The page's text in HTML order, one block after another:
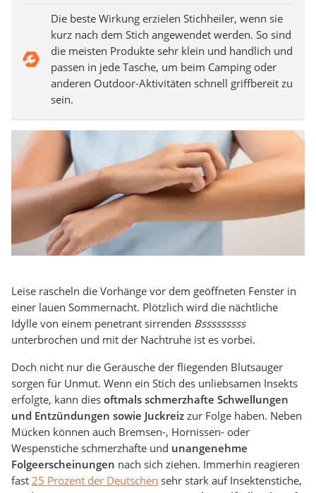
Die beste Wirkung erzielen Stichheiler, wenn sie
kurz nach dem Stich angewendet werden. So sind
die meisten Produkte sehr klein und handlich und
passen in jede Tasche, um beim Camping oder
anderen Outdoor-Aktivitäten schnell griffbereit zu
sein.
Leise rascheln die Vorhänge vor dem geöffneten Fenster in
einer lauen Sommernacht. Plötzlich wird die nächtliche
Idylle von einem penetrant sirrenden Bsssssssss
unterbrochen und mit der Nachtruhe ist es vorbei.
Doch nicht nur die Geräusche der fliegenden Blutsauger
sorgen für Unmut. Wenn ein Stich des unliebsamen Insekts
erfolgte, kann dies oftmals schmerzhafte Schwellungen
und Entzündungen sowie Juckreiz zur Folge haben. Neben
Mücken können auch Bremsen-, Hornissen- oder
Wespenstiche schmerzhafte und unangenehme
Folgeerscheinungen nach sich ziehen. Immerhin reagieren
fast 25 Prozent der Deutschen sehr stark auf Insektenstiche,